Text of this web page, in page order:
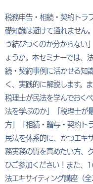
税務申告・相続・契約トラ
礎知識は避けて通れません
う結びつくのか分からない
ょうか。本セミナーでは、
続・契約事例に活かせる知
く、実践的に解説します。
税理士が民法を学んでおく
法を学ぶのか」「税理士が
方」「相続・贈与・契約ト
民法を体系的に、かつエキ
務実務の質を高めたい方、
ひご参加ください！また、
法エキサイティング講座（